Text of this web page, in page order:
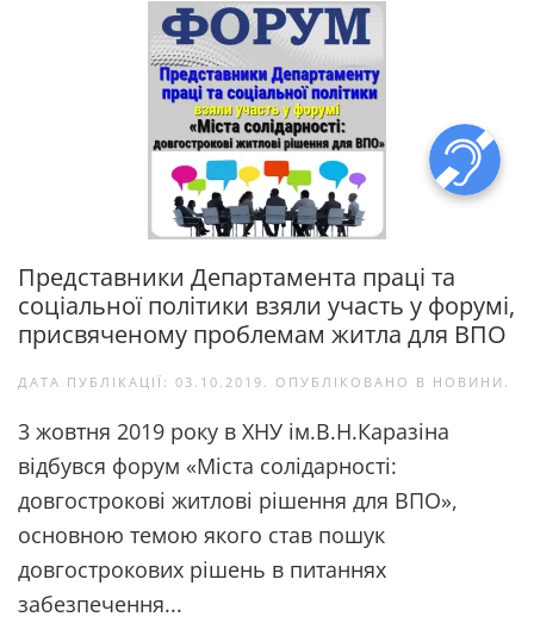
Представники Департамента праці та
соціальної політики взяли участь у форумі,
присвяченому проблемам житла для ВПО
ДАТА ПУБЛІКАЦІЇ: 03.10.2019 . ОПУБЛІКОВАНО В НОВИНИ .
3 жовтня 2019 року в ХНУ ім.В.Н.Каразіна
відбувся форум «Міста солідарності:
довгострокові житлові рішення для ВПО»,
основною темою якого став пошук
довгострокових рішень в питаннях
забезпечення...